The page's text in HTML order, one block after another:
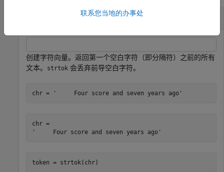
从字符向量返回词元
创建字符向量。返回第一个空白字符（即分隔符）之前的所有
文本。
strtok 会丢弃前导空白字符。
chr = '     Four score and seven years ago'
chr =
token = strtok(chr)
联系您当地的办事处